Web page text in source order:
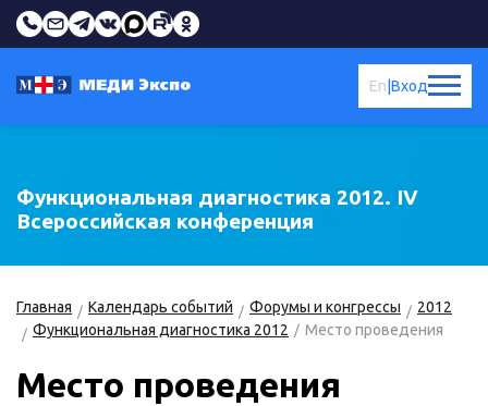
Вход
En
Функциональная диагностика 2012. IV
Всероссийская конференция
Главная Календарь событий Форумы и конгрессы
2012
Функциональная диагностика 2012
Место проведения
Место проведения